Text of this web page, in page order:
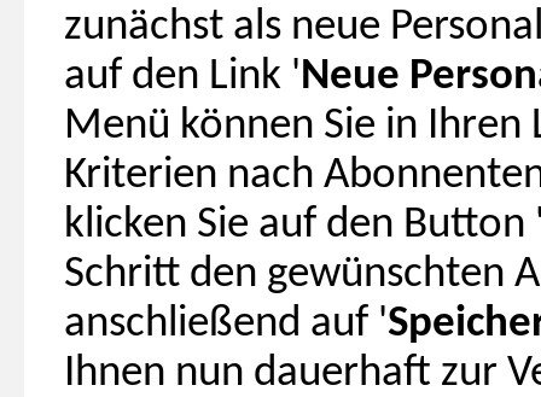
zunächst als neue
auf den Link 'Neue
Menü können Sie in Ihren
Kriterien nach
klicken Sie auf den Button
Schritt den gewünschten
anschließend auf '
Ihnen nun dauerhaft zur